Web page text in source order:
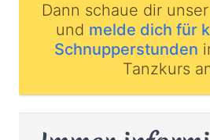
Dann schaue dir
und melde dich für
Schnupperstunden
Tanzkurs